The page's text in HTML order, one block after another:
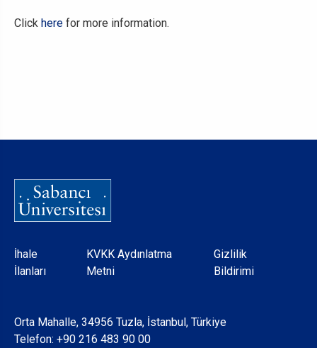
Click here for more information.
Dipnot
İhale
İlanları
KVKK Aydınlatma
Metni
Gizlilik
Bildirimi
Orta Mahalle, 34956 Tuzla, İstanbul, Türkiye
Telefon: +90 216 483 90 00